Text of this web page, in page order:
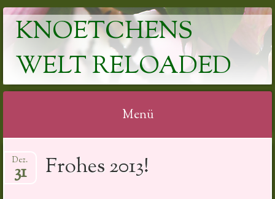
KNOETCHENS
WELT RELOADED
Menü
zum
Inhalt
Frohes 2013!
Dez.
31